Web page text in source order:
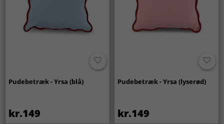
Pudebetræk - Yrsa (blå)
kr.149
Pudebetræk - Yrsa (lyserød)
kr.149